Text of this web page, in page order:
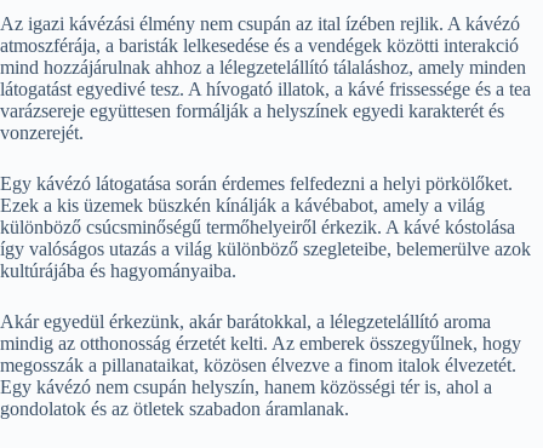
Az igazi kávézási élmény nem csupán az ital ízében rejlik. A kávézó
atmoszférája, a baristák lelkesedése és a vendégek közötti interakció
mind hozzájárulnak ahhoz a lélegzetelállító tálaláshoz, amely minden
látogatást egyedivé tesz. A hívogató illatok, a kávé frissessége és a tea
varázsereje együttesen formálják a helyszínek egyedi karakterét és
vonzerejét.
Egy kávézó látogatása során érdemes felfedezni a helyi pörkölőket.
Ezek a kis üzemek büszkén kínálják a kávébabot, amely a világ
különböző csúcsminőségű termőhelyeiről érkezik. A kávé kóstolása
így valóságos utazás a világ különböző szegleteibe, belemerülve azok
kultúrájába és hagyományaiba.
Akár egyedül érkezünk, akár barátokkal, a lélegzetelállító aroma
mindig az otthonosság érzetét kelti. Az emberek összegyűlnek, hogy
megosszák a pillanataikat, közösen élvezve a finom italok élvezetét.
Egy kávézó nem csupán helyszín, hanem közösségi tér is, ahol a
gondolatok és az ötletek szabadon áramlanak.